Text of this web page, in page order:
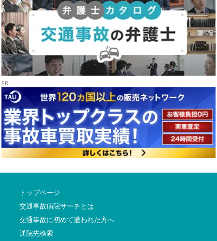
トップページ
交通事故病院サーチとは
交通事故に初めて遭われた方へ
通院先検索